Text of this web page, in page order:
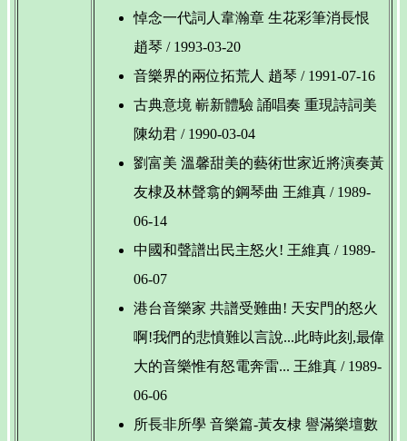
悼念一代詞人韋瀚章 生花彩筆消長恨
趙琴 / 1993-03-20
音樂界的兩位拓荒人 趙琴 / 1991-07-16
古典意境 嶄新體驗 誦唱奏 重現詩詞美
陳幼君 / 1990-03-04
劉富美 溫馨甜美的藝術世家近將演奏黃
友棣及林聲翕的鋼琴曲 王維真 / 1989-
06-14
中國和聲譜出民主怒火! 王維真 / 1989-
06-07
港台音樂家 共譜受難曲! 天安門的怒火
啊!我們的悲憤難以言說...此時此刻,最偉
大的音樂惟有怒電奔雷... 王維真 / 1989-
06-06
所長非所學 音樂篇-黃友棣 譽滿樂壇數